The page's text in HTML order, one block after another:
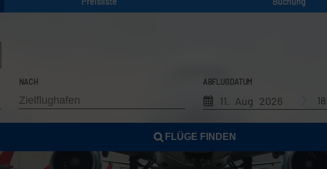
NACH ABFLUGDATUM
11. Aug 2026
FLÜGE FINDEN